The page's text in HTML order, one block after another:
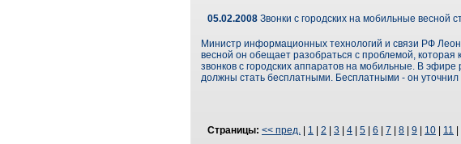
05.02.2008 Звонки с городских на мобильные весной
Министр информационных технологий и связи РФ
весной он обещает разобраться с проблемой, которая
звонков с городских аппаратов на мобильные. В
должны стать бесплатными. Бесплатными - он
Страницы: << пред. 1 2 3 4 5 6 7 8 9 10 11